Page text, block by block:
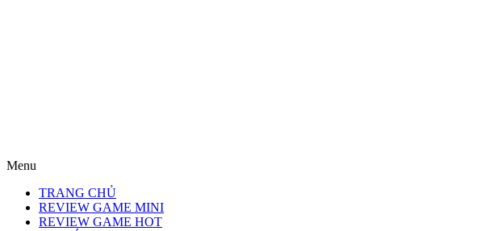
Menu
TRANG CHỦ
REVIEW GAME MINI
REVIEW GAME HOT